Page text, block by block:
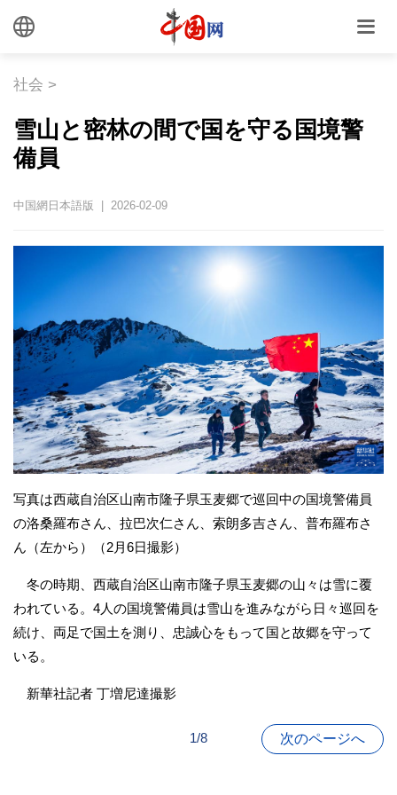
社会 >
雪山と密林の間で国を守る国境警
備員
中国網日本語版 | 2026-02-09
写真は西蔵自治区山南市隆子県玉麦郷で巡回中の国境警備員
の洛桑羅布さん、拉巴次仁さん、索朗多吉さん、普布羅布さ
ん（左から）（2月6日撮影）
冬の時期、西蔵自治区山南市隆子県玉麦郷の山々は雪に覆
われている。4人の国境警備員は雪山を進みながら日々巡回を
続け、両足で国土を測り、忠誠心をもって国と故郷を守って
いる。
新華社記者 丁増尼達撮影
1/8 次のページへ